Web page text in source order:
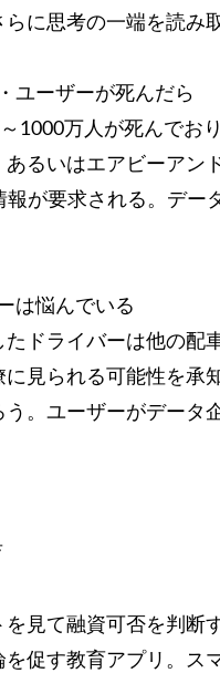
に思考の一端を読み
ユーザーが死んだら
1000万人が死んでお
るいはエアビーアン
が要求される。デー
は悩んでいる
ドライバーは他の配
見られる可能性を承
。ユーザーがデータ
見て融資可否を判断
促す教育アプリ。ス